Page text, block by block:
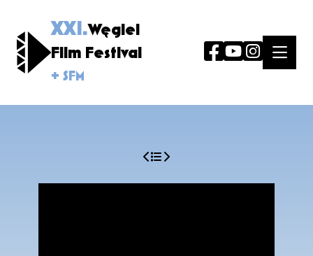
XXI.Węgiel
Film Festival
+ SFM